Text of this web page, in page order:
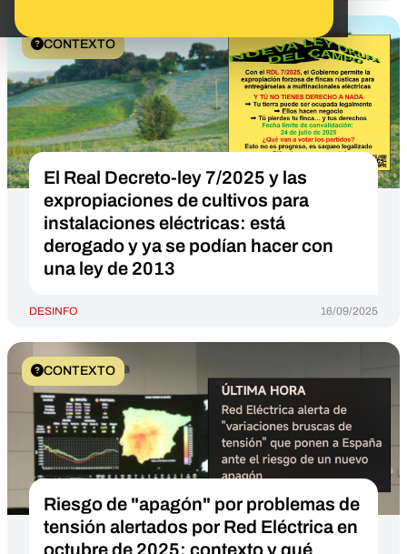
CONTEXTO
El Real Decreto-ley 7/2025 y las
expropiaciones de cultivos para
instalaciones eléctricas: está
derogado y ya se podían hacer con
una ley de 2013
DESINFO 16/09/2025
CONTEXTO
Riesgo de "apagón" por problemas de
tensión alertados por Red Eléctrica en
octubre de 2025: contexto y qué